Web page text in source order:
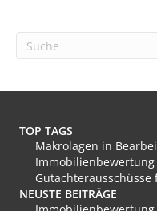
TOP TAGS
Makrolagen in
NEUSTE BEITRÄGE